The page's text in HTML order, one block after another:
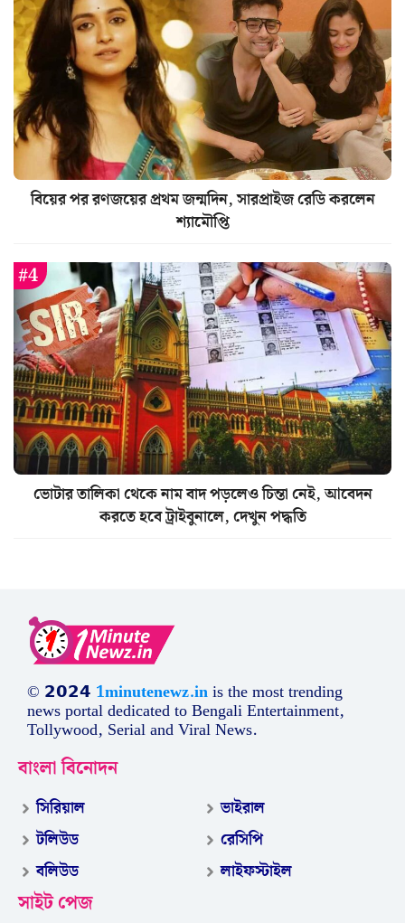
বিয়ের পর রণজয়ের প্রথম জন্মদিন, সারপ্রাইজ রেডি করলেন
শ্যামৌপ্তি
ভোটার তালিকা থেকে নাম বাদ পড়লেও চিন্তা নেই, আবেদন
করতে হবে ট্রাইবুনালে, দেখুন পদ্ধতি
© 𝟮𝟬𝟮𝟰 1minutenewz.inis the most trending
news portal dedicated to Bengali Entertainment,
Tollywood, Serial and Viral News.
বাংলা বিনোদন
সিরিয়াল
টলিউড
বলিউড
ভাইরাল
রেসিপি
লাইফস্টাইল
সাইট পেজ